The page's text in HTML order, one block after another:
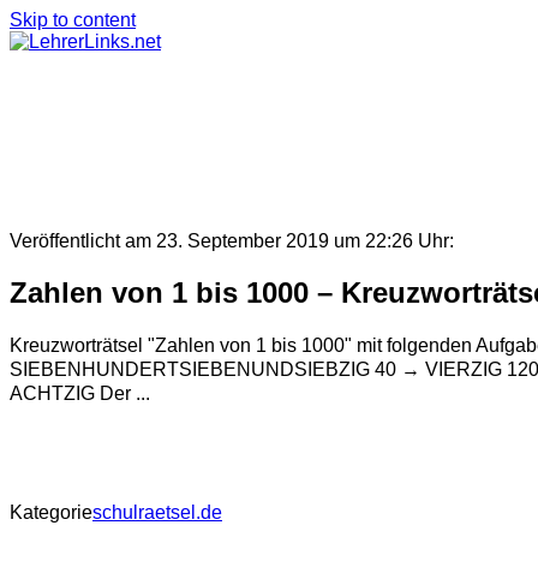
Skip to content
Veröffentlicht am 23. September 2019 um 22:26 Uhr:
Zahlen von 1 bis 1000 –
Kreuzworträtsel "Zahlen von 1 bis 1000" mit folgenden
SIEBENHUNDERTSIEBENUNDSIEBZIG 40 → VIERZIG
ACHTZIG Der ...
Kategorieschulraetsel.de